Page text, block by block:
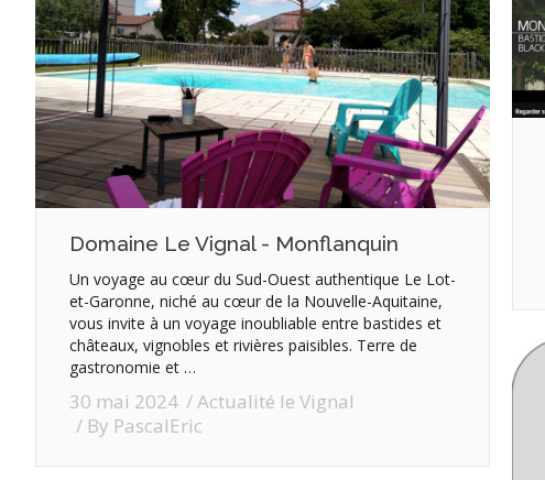
Domaine Le Vignal - Monflanquin
Un voyage au cœur du Sud-Ouest authentique Le Lot-
et-Garonne, niché au cœur de la Nouvelle-Aquitaine,
vous invite à un voyage inoubliable entre bastides et
châteaux, vignobles et rivières paisibles. Terre de
gastronomie et …
30 mai 2024
Actualité le Vignal
By PascalEric